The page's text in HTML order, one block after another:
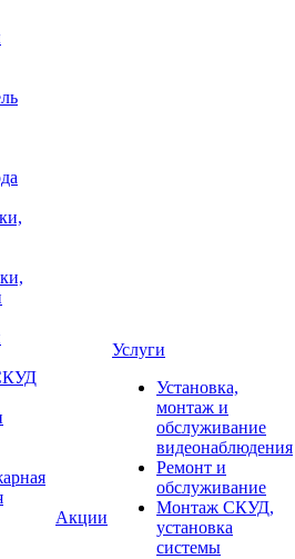
Акции
Услуги
Установка,
монтаж и
обслуживание
видеонаблюдения
Ремонт и
обслуживание
Монтаж СКУД,
установка
системы